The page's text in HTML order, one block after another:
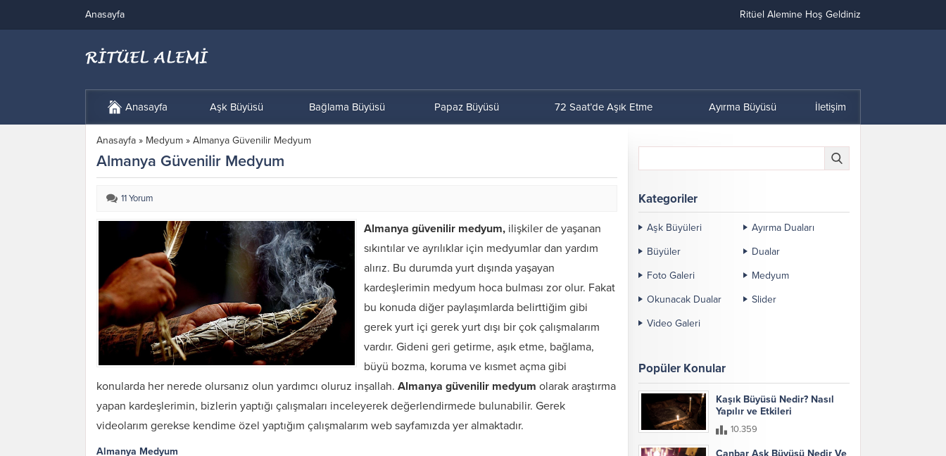
Anasayfa Ritüel Alemine Hoş Geldiniz
Anasayfa Aşk Büyüsü Bağlama Büyüsü Papaz Büyüsü 72 Saat’de Aşık Etme Ayırma Büyüsü İletişim
Anasayfa » Medyum » Almanya Güvenilir Medyum
Almanya Güvenilir Medyum
11 Yorum
Almanya güvenilir medyum, ilişkiler de yaşanan
sıkıntılar ve ayrılıklar için medyumlar dan yardım
alırız. Bu durumda yurt dışında yaşayan
kardeşlerimin medyum hoca bulması zor olur. Fakat
bu konuda diğer paylaşımlarda belirttiğim gibi
gerek yurt içi gerek yurt dışı bir çok çalışmalarım
vardır. Gideni geri getirme, aşık etme, bağlama,
büyü bozma, koruma ve kısmet açma gibi
konularda her nerede olursanız olun yardımcı oluruz inşallah. Almanya güvenilir medyum olarak araştırma
yapan kardeşlerimin, bizlerin yaptığı çalışmaları inceleyerek değerlendirmede bulunabilir. Gerek
videolarım gerekse kendime özel yaptığım çalışmalarım web sayfamızda yer almaktadır.
Almanya Medyum
Kategoriler
Aşk Büyüleri
Ayırma Duaları
Büyüler
Dualar
Foto Galeri
Medyum
Okunacak Dualar
Slider
Video Galeri
Popüler Konular
Kaşık Büyüsü Nedir? Nasıl
Yapılır ve Etkileri
10.359
Canbar Aşk Büyüsü Nedir Ve